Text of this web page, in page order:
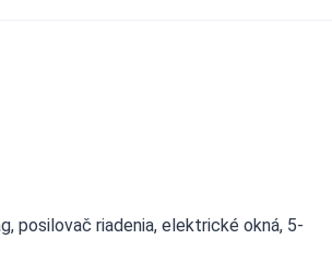
posilovač riadenia, elektrické okná, 5-